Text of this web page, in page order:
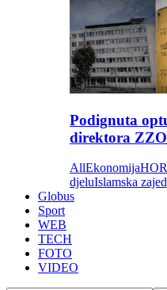
Podignuta
direktora
AllEkonomija
djeluIslamska
Globus
Sport
WEB
TECH
FOTO
VIDEO